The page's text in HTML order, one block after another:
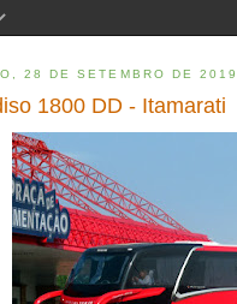
28 DE SETEMBRO DE 2019
1800 DD - Itamarati